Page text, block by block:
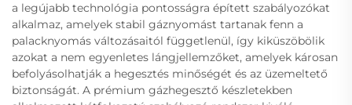
a legújabb technológia pontosságra épített szabályozókat
alkalmaz, amelyek stabil gáznyomást tartanak fenn a
palacknyomás változásaitól függetlenül, így kiküszöbölik
azokat a nem egyenletes lángjellemzőket, amelyek károsan
befolyásolhatják a hegesztés minőségét és az üzemeltető
biztonságát. A prémium gázhegesztő készletekben